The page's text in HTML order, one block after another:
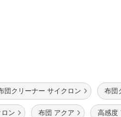
団クリーナー サイクロン 布団
ン 布団 アクア 高感度